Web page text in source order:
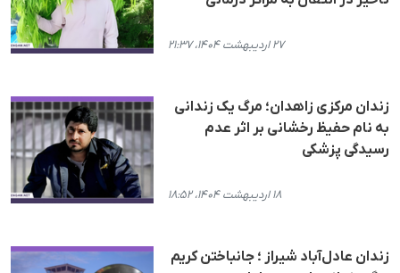
۲۷ اردیبهشت ۱۴۰۴، ۲۱:۳۷
زندان مرکزی زاهدان؛ مرگ یک زندانی
به نام حفیظ رخشانی بر اثر عدم
رسیدگی پزشکی
۱۸ اردیبهشت ۱۴۰۴، ۱۸:۵۲
زندان عادل‌آباد شیراز ؛ جانباختن کریم